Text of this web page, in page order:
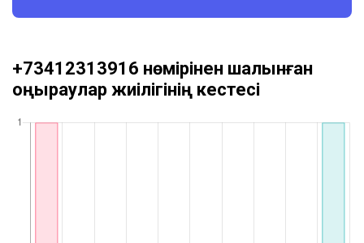
+73412313916 нөмірінен шалынған
қоңыраулар жиілігінің кестесі